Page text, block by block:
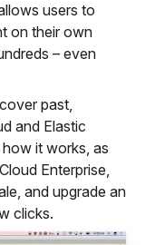
users to
on their own
– even
past,
and Elastic
it works, as
Enterprise,
and upgrade an
clicks.